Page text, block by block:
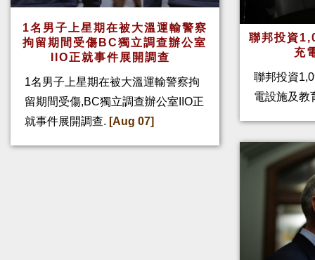
1名男子上星期在被大溫運輸警察
拘留期間受傷BC獨立調查辦公室
IIO正就事件展開調查
1名男子上星期在被大溫運輸警察拘
留期間受傷,BC獨立調查辦公室IIO正
就事件展開調查. [Aug 07]
聯邦投資
充
聯邦投資
電設施及教